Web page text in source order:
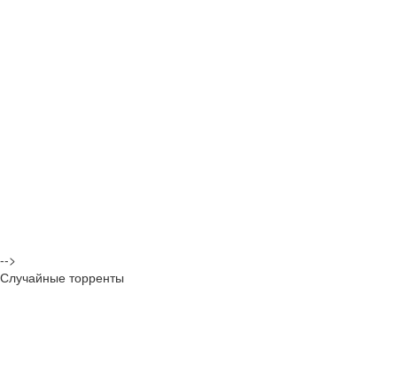
-->
Случайные торренты